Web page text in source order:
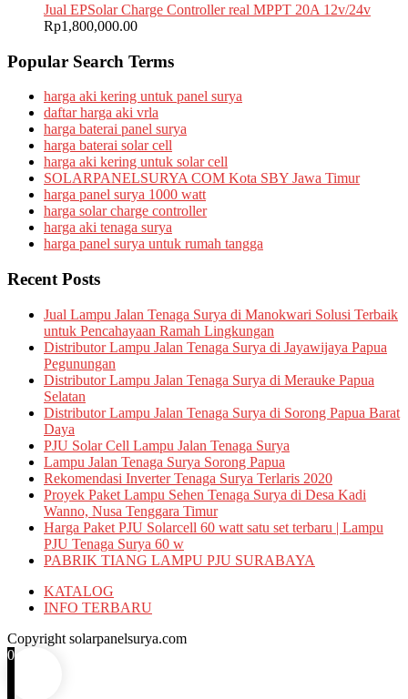
Jual EPSolar Charge Controller real MPPT 20A 12v/24v
Rp1,800,000.00
Popular Search Terms
harga aki kering untuk panel surya
daftar harga aki vrla
harga baterai panel surya
harga baterai solar cell
harga aki kering untuk solar cell
SOLARPANELSURYA COM Kota SBY Jawa Timur
harga panel surya 1000 watt
harga solar charge controller
harga aki tenaga surya
harga panel surya untuk rumah tangga
Recent Posts
Jual Lampu Jalan Tenaga Surya di Manokwari Solusi Terbaik
untuk Pencahayaan Ramah Lingkungan
Distributor Lampu Jalan Tenaga Surya di Jayawijaya Papua
Pegunungan
Distributor Lampu Jalan Tenaga Surya di Merauke Papua
Selatan
Distributor Lampu Jalan Tenaga Surya di Sorong Papua Barat
Daya
PJU Solar Cell Lampu Jalan Tenaga Surya
Lampu Jalan Tenaga Surya Sorong Papua
Rekomendasi Inverter Tenaga Surya Terlaris 2020
Proyek Paket Lampu Sehen Tenaga Surya di Desa Kadi
Wanno, Nusa Tenggara Timur
Harga Paket PJU Solarcell 60 watt satu set terbaru | Lampu
PJU Tenaga Surya 60 w
PABRIK TIANG LAMPU PJU SURABAYA
KATALOG
INFO TERBARU
Copyright solarpanelsurya.com
0